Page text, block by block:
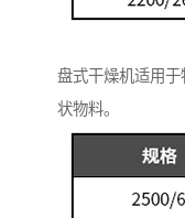
盘式干燥机适用
状物料。